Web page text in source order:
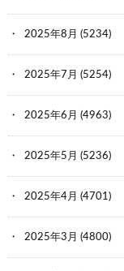
2025年8月 (5234)
2025年7月 (5254)
2025年6月 (4963)
2025年5月 (5236)
2025年4月 (4701)
2025年3月 (4800)